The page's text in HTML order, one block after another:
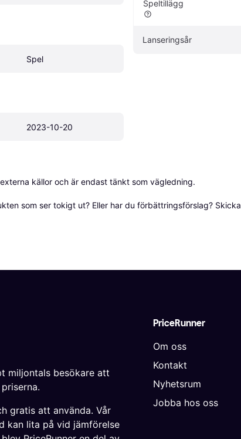
Spel
2023-10-20
Speltillägg
Lanseringsår
källor och är endast tänkt som vägledning.
som ser tokigt ut? Eller har du förbättringsförslag? Skicka
PriceRunner
Om oss
Kontakt
Nyhetsrum
Jobba hos oss
miljontals besökare att
gratis att använda. Vår
kan lita på vid jämförelse